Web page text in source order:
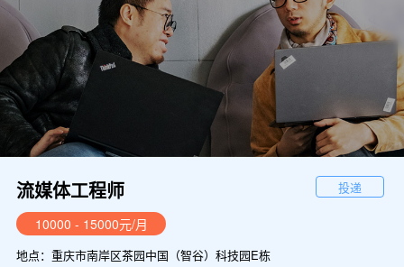
流媒体工程师
10000 - 15000元/月
地点：重庆市南岸区茶园中国（智谷）科技园E栋
投递